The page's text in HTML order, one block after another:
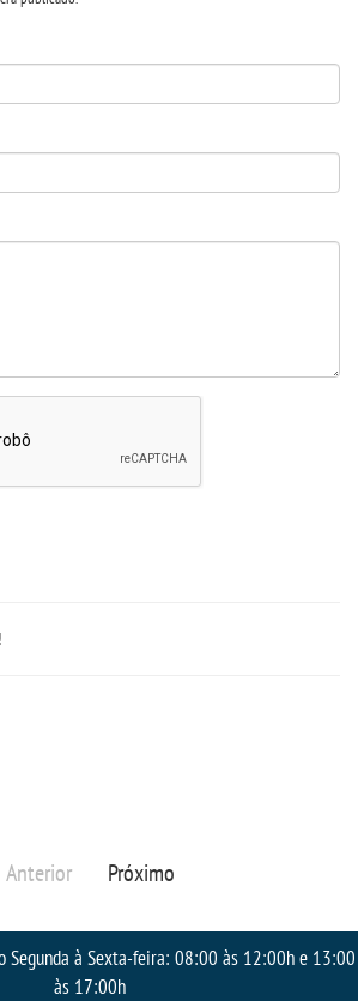
Anterior Próximo
Segunda à Sexta-feira: 08:00 às 12:00h e 13:00
às 17:00h